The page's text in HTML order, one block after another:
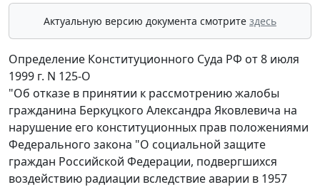
Актуальную версию документа смотрите здесь
Определение Конституционного Суда РФ от 8 июля
1999 г. N 125-О
"Об отказе в принятии к рассмотрению жалобы
гражданина Беркуцкого Александра Яковлевича на
нарушение его конституционных прав положениями
Федерального закона "О социальной защите
граждан Российской Федерации, подвергшихся
воздействию радиации вследствие аварии в 1957